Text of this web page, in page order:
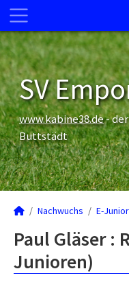
SV
www.kabine38.de- der
Buttstädt
Nachwuchs E-
Paul Gläser :
Junioren)